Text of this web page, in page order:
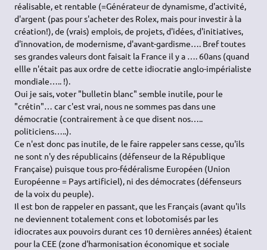
réalisable, et rentable (=Générateur de dynamisme, d'activité,
d'argent (pas pour s'acheter des Rolex, mais pour investir à la
création!), de (vrais) emplois, de projets, d'idées, d'initiatives,
d'innovation, de modernisme, d'avant-gardisme…. Bref toutes
ses grandes valeurs dont faisait la France il y a …. 60ans (quand
ellle n'était pas aux ordre de cette idiocratie anglo-impérialiste
mondiale….. !).
Oui je sais, voter "bulletin blanc" semble inutile, pour le
"crétin"… car c'est vrai, nous ne sommes pas dans une
démocratie (contrairement à ce que disent nos…..
politiciens…..).
Ce n'est donc pas inutile, de le faire rappeler sans cesse, qu'ils
ne sont n'y des républicains (défenseur de la République
Française) puisque tous pro-fédéralisme Européen (Union
Européenne = Pays artificiel), ni des démocrates (défenseurs
de la voix du peuple).
Il est bon de rappeler en passant, que les Français (avant qu'ils
ne deviennent totalement cons et lobotomisés par les
idiocrates aux pouvoirs durant ces 10 dernières années) étaient
pour la CEE (zone d'harmonisation économique et sociale